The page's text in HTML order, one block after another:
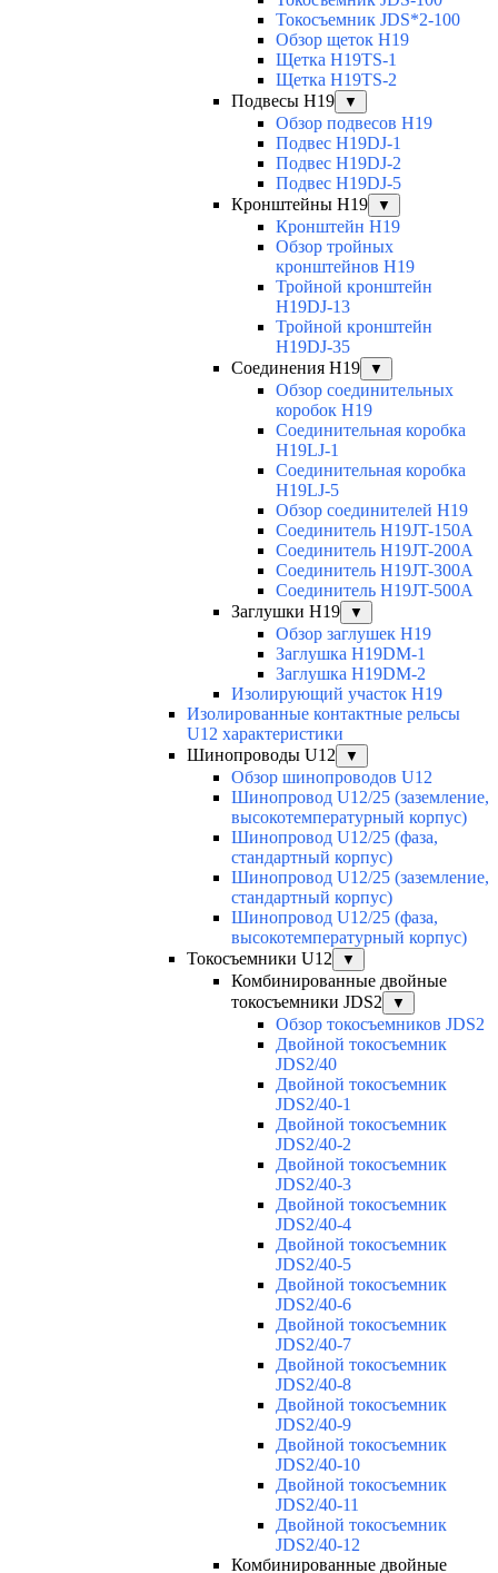
Токосъемник JDS*2-100
Обзор щеток H19
Щетка H19TS-1
Щетка H19TS-2
Подвесы H19
▼
Обзор подвесов H19
Подвес H19DJ-1
Подвес H19DJ-2
Подвес H19DJ-5
Кронштейны H19
▼
Кронштейн H19
Обзор тройных
кронштейнов H19
Тройной кронштейн
H19DJ-13
Тройной кронштейн
H19DJ-35
Соединения H19
▼
Обзор соединительных
коробок H19
Соединительная коробка
H19LJ-1
Соединительная коробка
H19LJ-5
Обзор соединителей H19
Соединитель H19JT-150A
Соединитель H19JT-200A
Соединитель H19JT-300A
Соединитель H19JT-500A
Заглушки H19
▼
Обзор заглушек H19
Заглушка H19DM-1
Заглушка H19DM-2
Изолирующий участок H19
Изолированные контактные рельсы
U12 характеристики
Шинопроводы U12
▼
Обзор шинопроводов U12
Шинопровод U12/25 (заземление,
высокотемпературный корпус)
Шинопровод U12/25 (фаза,
стандартный корпус)
Шинопровод U12/25 (заземление,
стандартный корпус)
Шинопровод U12/25 (фаза,
высокотемпературный корпус)
Токосъемники U12
▼
Комбинированные двойные
токосъемники JDS2
▼
Обзор токосъемников JDS2
Двойной токосъемник
JDS2/40
Двойной токосъемник
JDS2/40-1
Двойной токосъемник
JDS2/40-2
Двойной токосъемник
JDS2/40-3
Двойной токосъемник
JDS2/40-4
Двойной токосъемник
JDS2/40-5
Двойной токосъемник
JDS2/40-6
Двойной токосъемник
JDS2/40-7
Двойной токосъемник
JDS2/40-8
Двойной токосъемник
JDS2/40-9
Двойной токосъемник
JDS2/40-10
Двойной токосъемник
JDS2/40-11
Двойной токосъемник
JDS2/40-12
Комбинированные двойные